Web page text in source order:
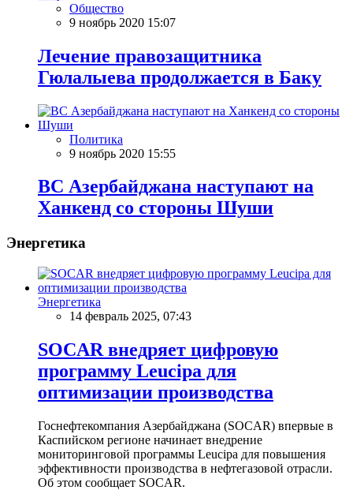
Общество
9 ноябрь 2020 15:07
Лечение правозащитника
Гюлалыева продолжается в Баку
Политика
9 ноябрь 2020 15:55
ВС Азербайджана наступают на
Ханкенд со стороны Шуши
Энергетика
Энергетика
14 февраль 2025, 07:43
SOCAR внедряет цифровую
программу Leucipa для
оптимизации производства
Госнефтекомпания Азербайджана (SOCAR) впервые в
Каспийском регионе начинает внедрение
мониторинговой программы Leucipa для повышения
эффективности производства в нефтегазовой отрасли.
Об этом сообщает SOCAR.